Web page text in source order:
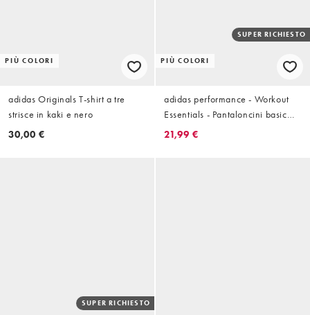
PIÙ COLORI
adidas Originals T-shirt a tre
strisce in kaki e nero
30,00 €
PIÙ COLORI
SUPER RICHIESTO
adidas performance - Workout
Essentials - Pantaloncini basic
neri
21,99 €
SUPER RICHIESTO